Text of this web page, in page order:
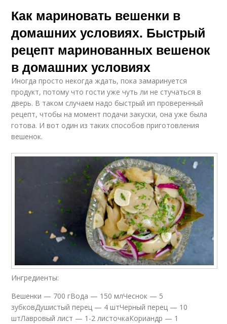
Как мариновать вешенки в
домашних условиях. Быстрый
рецепт маринованных вешенок
в домашних условиях
Иногда просто некогда ждать, пока замаринуется
продукт, потому что гости уже чуть ли не стучаться в
дверь. В таком случаем надо быстрый ип проверенный
рецепт, чтобы на момент подачи закуски, она уже была
готова. И вот один из таких способов приготовления
вешенок.
Ингредиенты:
Вешенки — 700 гВода — 150 млЧеснок — 5
зубковДушистый перец — 4 штЧерный перец — 10
штЛавровый лист — 1-2 листочкаКориандр — 1